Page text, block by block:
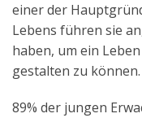
Kontakt
English
einer der
Lebens führen sie
haben, um ein
gestalten zu können.
89% der jungen